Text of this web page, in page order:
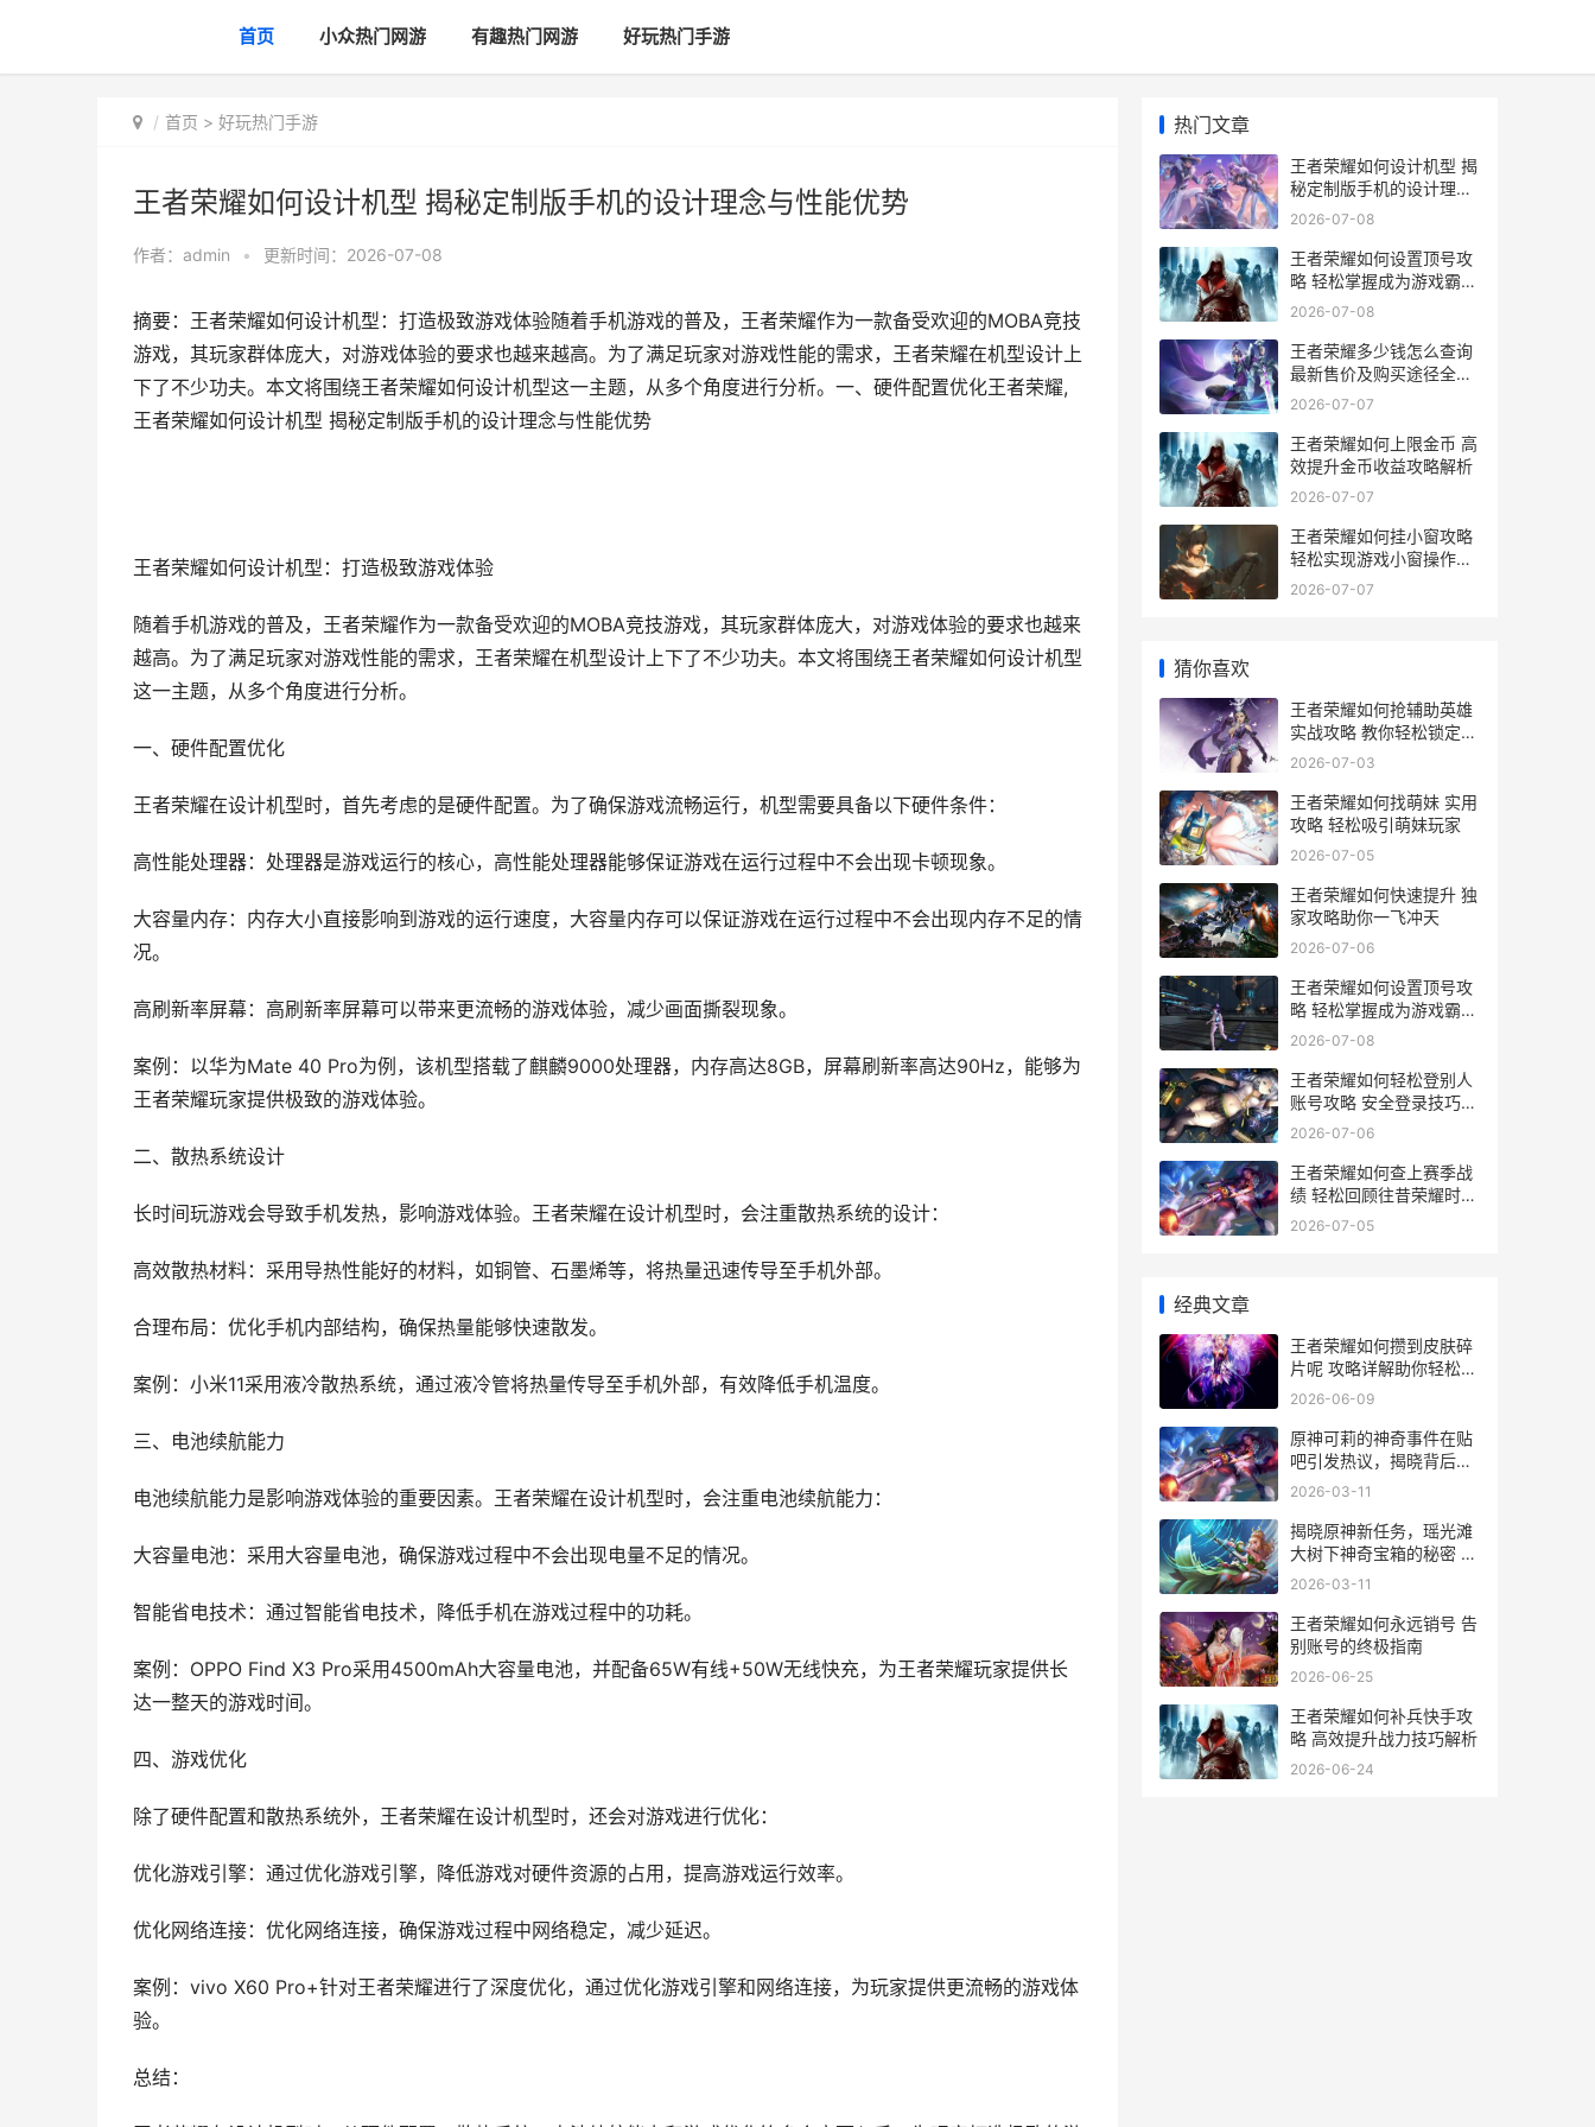
首页 小众热门网游 有趣热门网游 好玩热门手游
首页 > 好玩热门手游
王者荣耀如何设计机型 揭秘定制版手机的设计理念与性能优势
作者： admin • 更新时间：2026-07-08
摘要：王者荣耀如何设计机型：打造极致游戏体验随着手机游戏的普及，王者荣耀作为一款备受欢迎的MOBA竞技
游戏，其玩家群体庞大，对游戏体验的要求也越来越高。为了满足玩家对游戏性能的需求，王者荣耀在机型设计上
下了不少功夫。本文将围绕王者荣耀如何设计机型这一主题，从多个角度进行分析。一、硬件配置优化王者荣耀,
王者荣耀如何设计机型 揭秘定制版手机的设计理念与性能优势
王者荣耀如何设计机型：打造极致游戏体验
随着手机游戏的普及，王者荣耀作为一款备受欢迎的MOBA竞技游戏，其玩家群体庞大，对游戏体验的要求也越来
越高。为了满足玩家对游戏性能的需求，王者荣耀在机型设计上下了不少功夫。本文将围绕王者荣耀如何设计机型
这一主题，从多个角度进行分析。
一、硬件配置优化
王者荣耀在设计机型时，首先考虑的是硬件配置。为了确保游戏流畅运行，机型需要具备以下硬件条件：
高性能处理器：处理器是游戏运行的核心，高性能处理器能够保证游戏在运行过程中不会出现卡顿现象。
大容量内存：内存大小直接影响到游戏的运行速度，大容量内存可以保证游戏在运行过程中不会出现内存不足的情
况。
高刷新率屏幕：高刷新率屏幕可以带来更流畅的游戏体验，减少画面撕裂现象。
案例：以华为Mate 40 Pro为例，该机型搭载了麒麟9000处理器，内存高达8GB，屏幕刷新率高达90Hz，能够为
王者荣耀玩家提供极致的游戏体验。
二、散热系统设计
长时间玩游戏会导致手机发热，影响游戏体验。王者荣耀在设计机型时，会注重散热系统的设计：
高效散热材料：采用导热性能好的材料，如铜管、石墨烯等，将热量迅速传导至手机外部。
合理布局：优化手机内部结构，确保热量能够快速散发。
案例：小米11采用液冷散热系统，通过液冷管将热量传导至手机外部，有效降低手机温度。
三、电池续航能力
电池续航能力是影响游戏体验的重要因素。王者荣耀在设计机型时，会注重电池续航能力：
大容量电池：采用大容量电池，确保游戏过程中不会出现电量不足的情况。
智能省电技术：通过智能省电技术，降低手机在游戏过程中的功耗。
案例：OPPO Find X3 Pro采用4500mAh大容量电池，并配备65W有线+50W无线快充，为王者荣耀玩家提供长
达一整天的游戏时间。
四、游戏优化
除了硬件配置和散热系统外，王者荣耀在设计机型时，还会对游戏进行优化：
优化游戏引擎：通过优化游戏引擎，降低游戏对硬件资源的占用，提高游戏运行效率。
优化网络连接：优化网络连接，确保游戏过程中网络稳定，减少延迟。
案例：vivo X60 Pro+针对王者荣耀进行了深度优化，通过优化游戏引擎和网络连接，为玩家提供更流畅的游戏体
验。
总结：
热门文章
王者荣耀如何设计机型 揭
秘定制版手机的设计理念
与性能优势
2026-07-08
王者荣耀如何设置顶号攻
略 轻松掌握成为游戏霸主
的秘密设置技巧
2026-07-08
王者荣耀多少钱怎么查询
最新售价及购买途径全解
析
2026-07-07
王者荣耀如何上限金币 高
效提升金币收益攻略解析
2026-07-07
王者荣耀如何挂小窗攻略
轻松实现游戏小窗操作技
巧解析
2026-07-07
猜你喜欢
王者荣耀如何抢辅助英雄
实战攻略 教你轻松锁定心
仪辅助英雄
2026-07-03
王者荣耀如何找萌妹 实用
攻略 轻松吸引萌妹玩家
2026-07-05
王者荣耀如何快速提升 独
家攻略助你一飞冲天
2026-07-06
王者荣耀如何设置顶号攻
略 轻松掌握成为游戏霸主
的秘密设置技巧
2026-07-08
王者荣耀如何轻松登别人
账号攻略 安全登录技巧大
揭秘
2026-07-06
王者荣耀如何查上赛季战
绩 轻松回顾往昔荣耀时刻
指南
2026-07-05
经典文章
王者荣耀如何攒到皮肤碎
片呢 攻略详解助你轻松收
集心仪皮肤
2026-06-09
原神可莉的神奇事件在贴
吧引发热议，揭晓背后的
故事 原神可莉任务攻略
2026-03-11
揭晓原神新任务，瑶光滩
大树下神奇宝箱的秘密 原
神新任务在哪
2026-03-11
王者荣耀如何永远销号 告
别账号的终极指南
2026-06-25
王者荣耀如何补兵快手攻
略 高效提升战力技巧解析
2026-06-24